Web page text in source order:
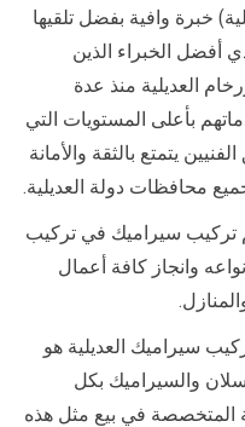
خبرة وافية بفضل تلقيها
أفضل الخبراء الذين
العديلية منذ عدة
بأعلى المستويات التي
يتمتع بالثقة والأمانة
محافظات دولة العديلية.
تركيب سيراميك في تركيب
وانجاز كافة أعمال
سيراميك العديلية هو
والسيراميك بكل
المتخصصة في بيع مثل هذه